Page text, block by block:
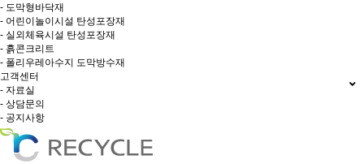
- 도막형바닥재
- 어린이놀이시설 탄성포장재
- 실외체육시설 탄성포장재
- 흙콘크리트
- 폴리우레아수지 도막방수재
고객센터
- 자료실
- 상담문의
- 공지사항